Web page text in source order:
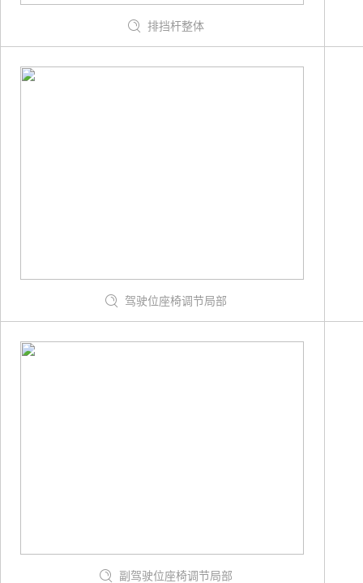
排挡杆整体
驾驶位座椅调节局部
副驾驶位座椅调节局部